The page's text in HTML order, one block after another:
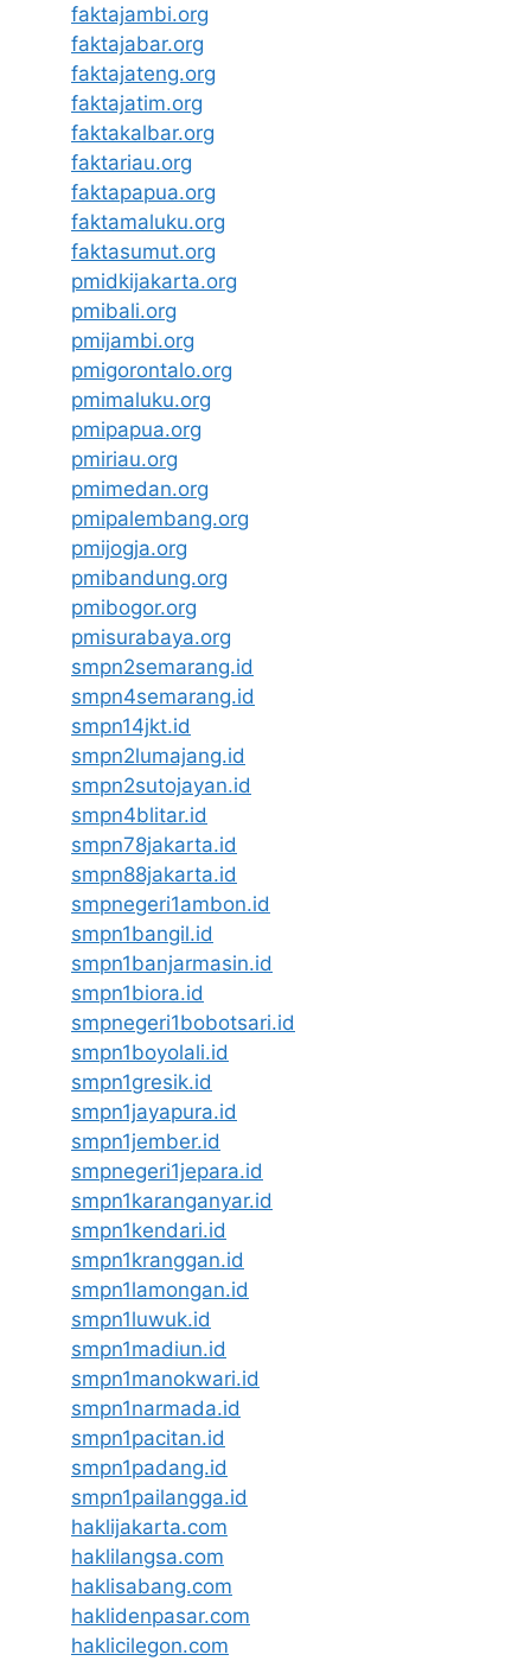
faktajambi.org
faktajabar.org
faktajateng.org
faktajatim.org
faktakalbar.org
faktariau.org
faktapapua.org
faktamaluku.org
faktasumut.org
pmidkijakarta.org
pmibali.org
pmijambi.org
pmigorontalo.org
pmimaluku.org
pmipapua.org
pmiriau.org
pmimedan.org
pmipalembang.org
pmijogja.org
pmibandung.org
pmibogor.org
pmisurabaya.org
smpn2semarang.id
smpn4semarang.id
smpn14jkt.id
smpn2lumajang.id
smpn2sutojayan.id
smpn4blitar.id
smpn78jakarta.id
smpn88jakarta.id
smpnegeri1ambon.id
smpn1bangil.id
smpn1banjarmasin.id
smpn1biora.id
smpnegeri1bobotsari.id
smpn1boyolali.id
smpn1gresik.id
smpn1jayapura.id
smpn1jember.id
smpnegeri1jepara.id
smpn1karanganyar.id
smpn1kendari.id
smpn1kranggan.id
smpn1lamongan.id
smpn1luwuk.id
smpn1madiun.id
smpn1manokwari.id
smpn1narmada.id
smpn1pacitan.id
smpn1padang.id
smpn1pailangga.id
haklijakarta.com
haklilangsa.com
haklisabang.com
haklidenpasar.com
haklicilegon.com